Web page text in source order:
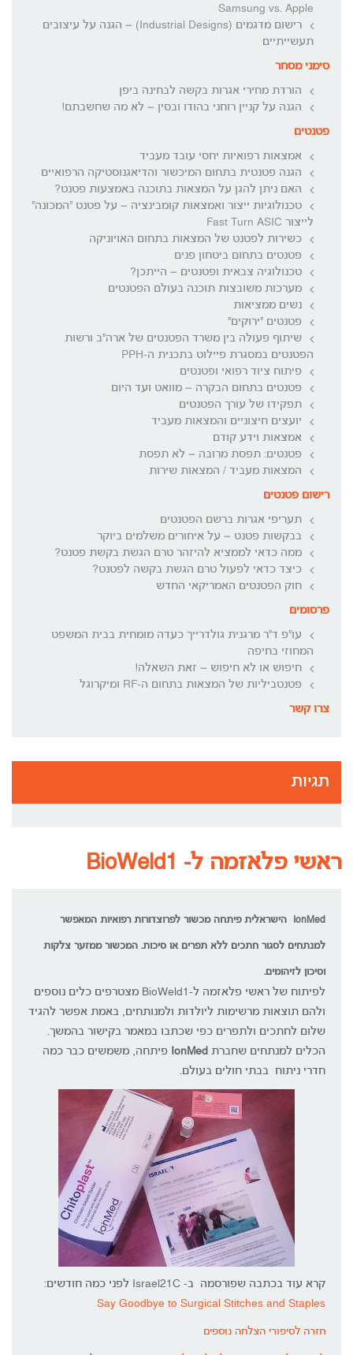
Samsung vs. Apple
רישום מדגמים (Industrial Designs) – הגנה על עיצובים
תעשייתיים
סימני מסחר
הורדת מחירי אגרות בקשה לבחינה ביפן
הגנה על קניין רוחני בהודו ובסין – לא מה שחשבתם!
פטנטים
אמצאות רפואיות יחסי עובד מעביד
הגנה פטנטית בתחום המיכשור והדיאגנוסטיקה הרפואיים
האם ניתן להגן על המצאות בתוכנה באמצעות פטנט?
טכנולוגיות ייצור ואמצאות קומבינציה – על פטנט "המכונה"
לייצור Fast Turn ASIC
כשירות לפטנט של המצאות בתחום האויוניקה
פטנטים בתחום ביטחון פנים
טכנולוגיה צבאית ופטנטים – הייתכן?
מערכות משובצות תוכנה בעולם הפטנטים
נשים ממציאות
פטנטים "ירוקים"
שיתוף פעולה בין משרד הפטנטים של ארה"ב ורשות
הפטנטים במסגרת פיילוט בתכנית ה-PPH
פיתוח ציוד רפואי ופטנטים
פטנטים בתחום הבקרה – מוואט ועד היום
תפקידו של עורך הפטנטים
יועצים חיצוניים והמצאות מעביד
אמצאות וידע קודם
פטנטים: תפסת מרובה – לא תפסת
המצאות מעביד / המצאות שירות
רישום פטנטים
תעריפי אגרות ברשם הפטנטים
בבקשות פטנט – על איחורים משלמים ביוקר
ממה כדאי לממציא להיזהר טרם הגשת בקשת פטנט?
כיצד כדאי לפעול טרם הגשת בקשה לפטנט?
חוק הפטנטים האמריקאי החדש
פרסומים
עו"פ ד"ר מרגנית גולדרייך כעדה מומחית בבית המשפט
המחוזי בחיפה
חיפוש או לא חיפוש – זאת השאלה!
פטנטביליות של המצאות בתחום ה-RF ומיקרוגל
צרו קשר
תגיות
ראשי פלאזמה ל- BioWeld1
IonMed הישראלית פיתחה מכשור לפרוצדורות רפואיות המאפשר
למנתחים לסגור חתכים ללא תפרים או סיכות. המכשור ממזער צלקות
וסיכון לזיהומים.
לפיתוח של ראשי פלאזמה ל-BioWeld1 מצטרפים כלים נוספים
ולהם תוצאות מרשימות ליולדות ולמנותחים, באמת אפשר להגיד
שלום לחתכים ולתפרים כפי שכתבו במאמר בקישור בהמשך.
הכלים למנתחים שחברת IonMed פיתחה, משמשים כבר כמה
חדרי ניתוח בבתי חולים בעולם.
קרא עוד בכתבה שפורסמה ב- Israel21C לפני כמה חודשים:
Say Goodbye to Surgical Stitches and Staples
חזרה לסיפורי הצלחה נוספים